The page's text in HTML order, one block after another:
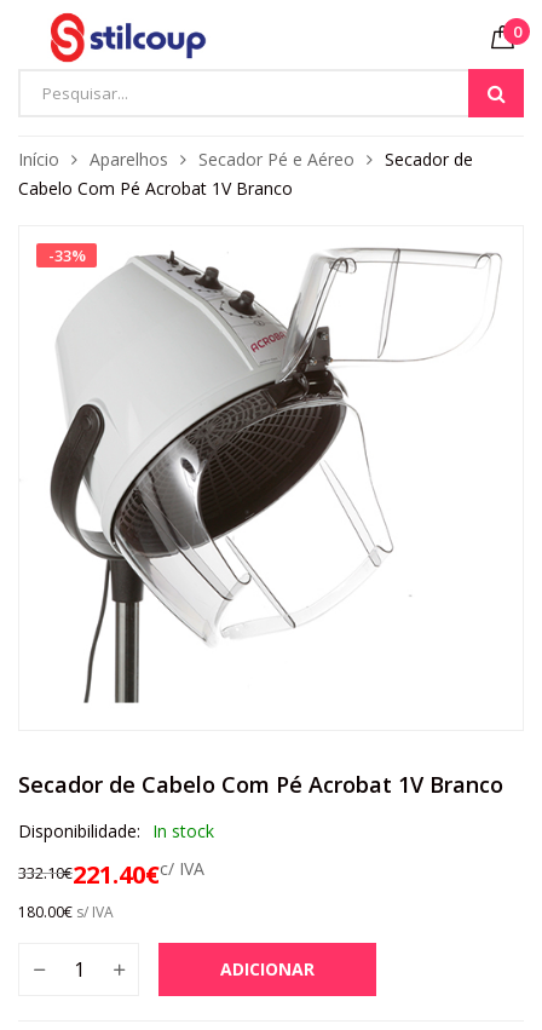
0
Início Aparelhos Secador Pé e Aéreo
Secador de
Cabelo Com Pé Acrobat 1V Branco
-33%
Secador de Cabelo Com Pé Acrobat 1V Branco
Disponibilidade: In stock
332.10€221.40€c/ IVA
180.00€ s/ IVA
ADICIONAR